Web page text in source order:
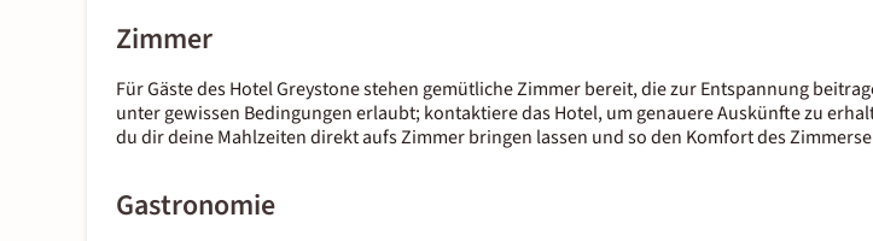
Zimmer
Für Gäste des Hotel Greystone stehen gemütliche Zimmer bereit, die zur Entspannung
unter gewissen Bedingungen erlaubt; kontaktiere das Hotel, um genauere Auskünfte zu
du dir deine Mahlzeiten direkt aufs Zimmer bringen lassen und so den Komfort des
Gastronomie